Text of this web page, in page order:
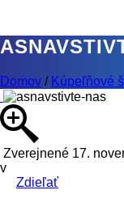
Domov / Kúpeľňové
Zverejnené 17.
v
Zdieľať